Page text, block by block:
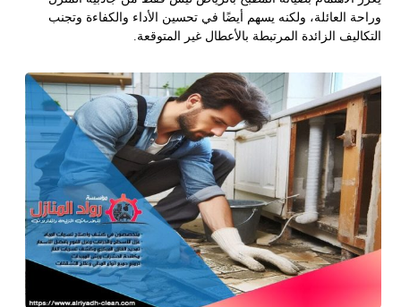
وراحة العائلة، ولكنه يسهم أيضًا في تحسين الأداء والكفاءة وتجنب
التكاليف الزائدة المرتبطة بالأعطال غير المتوقعة.